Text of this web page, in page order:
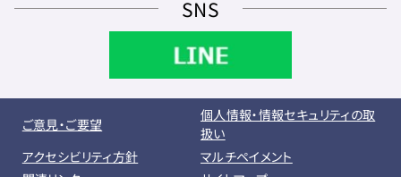
SNS
ご意見・ご要望
個人情報・情報セキュリティの取
扱い
アクセシビリティ方針
マルチペイメント